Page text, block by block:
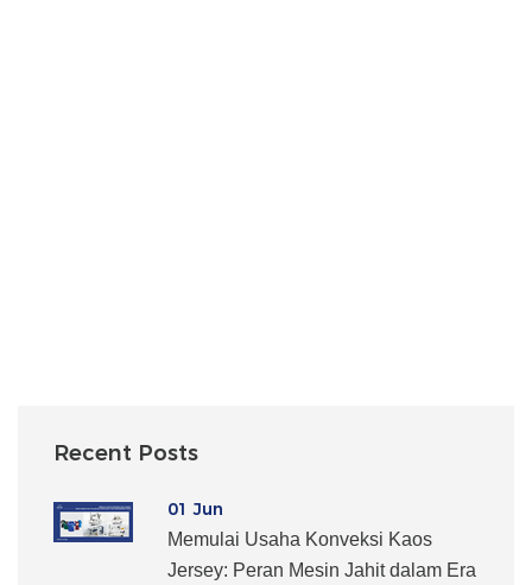
Recent Posts
01 Jun
Memulai Usaha Konveksi Kaos
Jersey: Peran Mesin Jahit dalam Era